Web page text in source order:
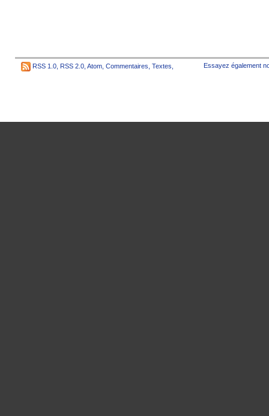
RSS 1.0 RSS 2.0 Atom Commentaires Textes Essayez également